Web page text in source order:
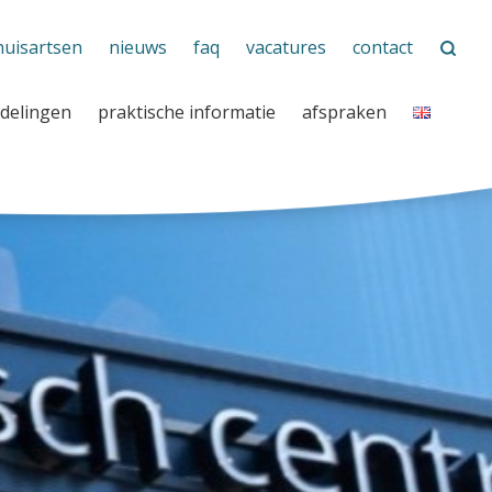
nieuws faq vacatures contact
praktische informatie afspraken